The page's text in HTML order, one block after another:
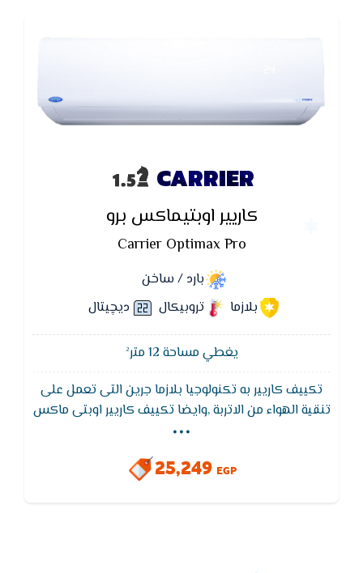
CARRIER
كاريير اوبتيماكس برو
Carrier Optimax Pro
بارد / ساخن
بلازما
تروبيكال ديچيتال
يغطي مساحة 12 متر²
تكييف كاريير به تكنولوجيا بلازما جرين التى تعمل على
تنقية الهواء من الاتربة ,وايضا تكييف كاريير اوبتى ماكس
يتميز بوظيفة التنظيف الذاتى لجهاز التكييف لتجفيف
...
25,249 EGP